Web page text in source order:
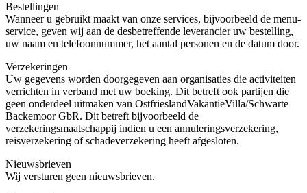
Bestellingen
Wanneer u gebruikt maakt van onze services, bijvoorbeeld de menu-
service, geven wij aan de desbetreffende leverancier uw bestelling,
uw naam en telefoonnummer, het aantal personen en de datum door.
Verzekeringen
Uw gegevens worden doorgegeven aan organisaties die activiteiten
verrichten in verband met uw boeking. Dit betreft ook partijen die
geen onderdeel uitmaken van OstfrieslandVakantieVilla/Schwarte
Backemoor GbR. Dit betreft bijvoorbeeld de
verzekeringsmaatschappij indien u een annuleringsverzekering,
reisverzekering of schadeverzekering heeft afgesloten.
Nieuwsbrieven
Wij versturen geen nieuwsbrieven.